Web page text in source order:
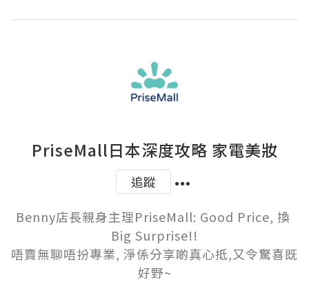
PriseMall日本深度攻略 家電美妝
追蹤
Benny店長親身主理PriseMall: Good Price, 換
Big Surprise!!
唔賣無聊唔扮專業, 淨係分享啲真心抵,又令驚喜既
好野~